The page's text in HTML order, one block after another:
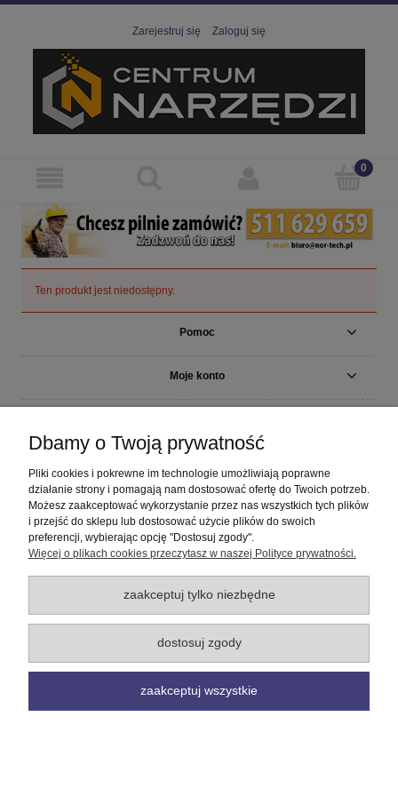
Zarejestruj się Zaloguj się
Ten produkt jest niedostępny.
Pomoc
Moje konto
O nas
pokaż pełną wersję strony
Sklep internetowy Shoper Premium
Dbamy o Twoją prywatność
Pliki cookies i pokrewne im technologie umożliwiają poprawne
działanie strony i pomagają nam dostosować ofertę do Twoich potrzeb.
Możesz zaakceptować wykorzystanie przez nas wszystkich tych plików
i przejść do sklepu lub dostosować użycie plików do swoich
preferencji, wybierając opcję "Dostosuj zgody".
Więcej o plikach cookies przeczytasz w naszej Polityce prywatności.
zaakceptuj tylko niezbędne
dostosuj zgody
zaakceptuj wszystkie